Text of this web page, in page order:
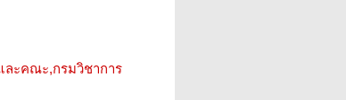
ละคณะ,กรมวิชาการ